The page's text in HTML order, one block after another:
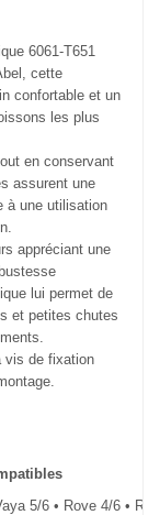
6061-T651
cette
confortable et un
les plus
en conservant
assurent une
à une utilisation
appréciant une
lui permet de
et petites chutes
vis de fixation
5/6 • Rove 4/6 •